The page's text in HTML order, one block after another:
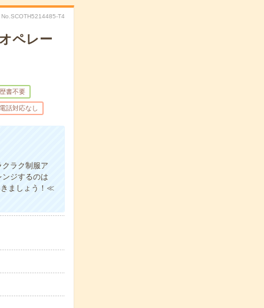
No.SCOTH5214485-T4
ペレー
書不要
電話対応なし
ラク制服ア
ジするのは
きましょう！≪